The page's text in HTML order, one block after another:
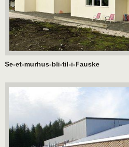
Se-et-murhus-bli-til-i-Fauske